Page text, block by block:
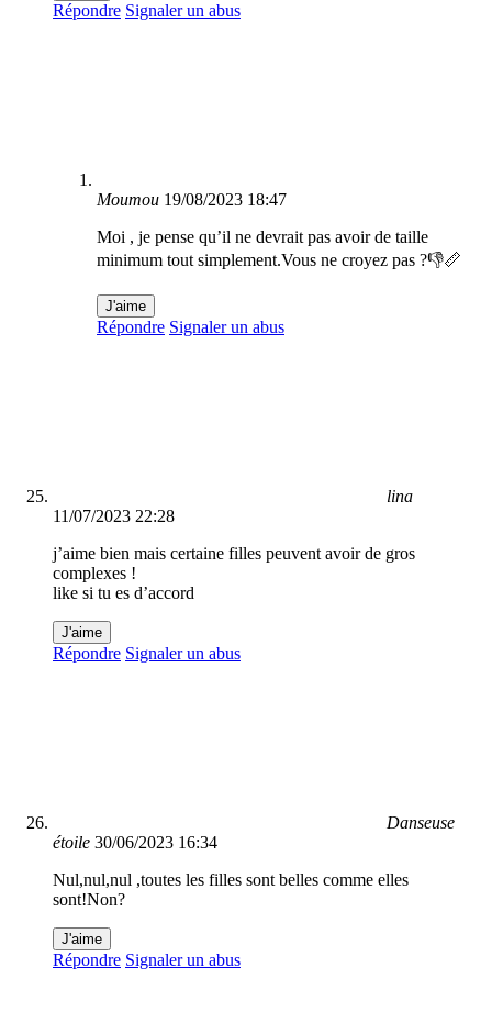
Répondre Signaler un abus
Moumou 19/08/2023 18:47
Moi , je pense qu’il ne devrait pas avoir de taille
minimum tout simplement.Vous ne croyez pas ?👎📏
J'aime
Répondre Signaler un abus
lina
11/07/2023 22:28
j’aime bien mais certaine filles peuvent avoir de gros
complexes !
like si tu es d’accord
J'aime
Répondre Signaler un abus
Danseuse
étoile 30/06/2023 16:34
Nul,nul,nul ,toutes les filles sont belles comme elles
sont!Non?
J'aime
Répondre Signaler un abus